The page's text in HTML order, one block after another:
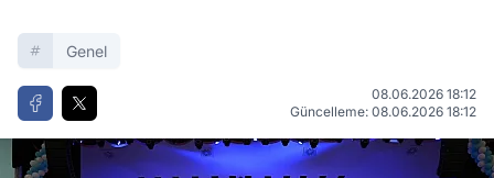
Genel
08.06.2026 18:12
Güncelleme: 08.06.2026 18:12